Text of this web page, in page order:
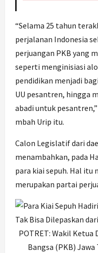
“Selama 25 tahun
perjalanan Indonesia
perjuangan PKB yang
seperti menginisiasi
pendidikan menjadi
UU pesantren, hingga
abadi untuk
mbah Urip itu.
Calon Legislatif dari
menambahkan, pada
para kiai sepuh. Hal itu
merupakan partai
POTRET: Wakil Ketua
Bangsa (PKB)